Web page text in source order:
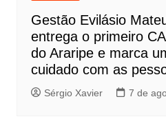
Gestão Evilásio
entrega o primeiro
do Araripe e marca
cuidado com as
Sérgio Xavier 7 de